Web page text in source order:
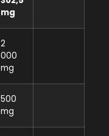
mg
2
000
mg
500
mg